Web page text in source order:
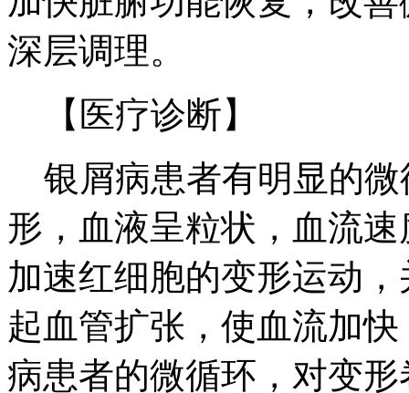
深层调理。
【医疗诊断】
银屑病患者有明显的微
形，血液呈粒状，血流
加速红细胞的变形运动
起血管扩张，使血流加
病患者的微循环，对变